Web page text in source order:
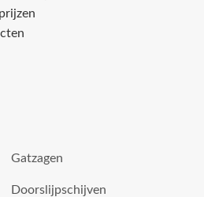
Gatzagen
Doorslijpschijven